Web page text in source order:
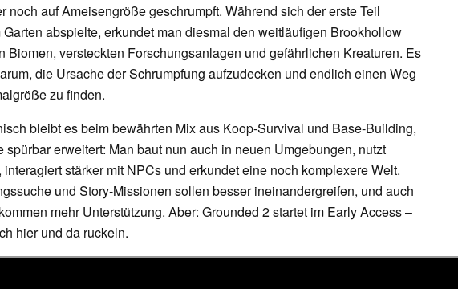
noch auf Ameisengröße geschrumpft. Während sich der erste Teil
abspielte, erkundet man diesmal den weitläufigen Brookhollow
Biomen, versteckten Forschungsanlagen und gefährlichen Kreaturen. Es
die Ursache der Schrumpfung aufzudecken und endlich einen Weg
zu finden.
bleibt es beim bewährten Mix aus Koop-Survival und Base-Building,
spürbar erweitert: Man baut nun auch in neuen Umgebungen, nutzt
interagiert stärker mit NPCs und erkundet eine noch komplexere Welt.
und Story-Missionen sollen besser ineinandergreifen, und auch
mehr Unterstützung. Aber: Grounded 2 startet im Early Access –
hier und da ruckeln.